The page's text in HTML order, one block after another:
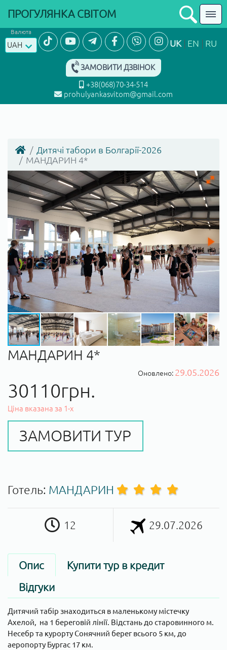
Валюта
UAH UK EN RU
ЗАМОВИТИ ДЗВІНОК
+38(068)70-34-514
prohulyankasvitom@gmail.com
ПРОГУЛЯНКА СВІТОМ
Дитячі табори в Болгарії-2026
МАНДАРИН 4*
МАНДАРИН 4*
Оновлено: 29.05.2026
30110грн.
Ціна вказана за 1-х
ЗАМОВИТИ ТУР
Готель: МАНДАРИН
12 29.07.2026
Опис
Купити тур в кредит
Відгуки
Дитячий табір знаходиться в маленькому містечку
Ахелой, на 1 береговій лінії. Відстань до старовинного м.
Несебр та курорту Сонячний берег всього 5 км, до
аеропорту Бургас 17 км.